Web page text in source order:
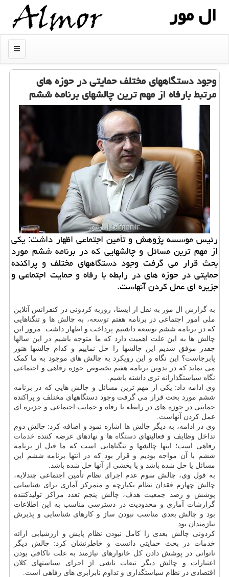
ال مور
منو
وجود دستگاههای مختلف حمایتی در حوزه های
مرتبط بارفاه از مهم ترین چالشهای برنامه ششم
رئیس موسسه پژوهش و تأمین اجتماعی اظهار داشت: یکی
از مهم ترین مسائل و چالشهایی که در برنامه ششم مورد
بحث قرار می گرفت وجود دستگاههای مختلف و پراکنده
حمایتی در حوزه های در رابطه با رفاه و حمایت اجتماعی و
جزیره ای عمل کردن آنهاست.
به گزارش ال مور به نقل از ایسنا، روزبه کردونی در کنفرانس آنلاین
ملی امور اجتماعی در برنامه هفتمتوسعه، به چالش ها و تنگناهایی
که در برنامه ششم توسعه داشتیم پرداخت و اظهار داشت: مرور این
چالش ها به این علت اهمیت دارد که ما متوجه باشیم در این سالها
چقدر موفق شدیم این چالشها را حل نماییم و کدام چالشها هنوز
پابرجاست؟ این نگاه و این رویکرد به چالش های موجود به ما کمک
می نماید که در تدوین برنامه هفتم بخصوص حوزه رفاهی و اجتماعی
نگاه سیاستگذارانه تری داشته باشیم.
وی ادامه داد: یکی از مهم ترین مسائل و چالش هایی که در برنامه
ششم مورد بحث قرار می گرفت وجود دستگاههای مختلف و پراکنده
حمایتی در حوزه های در رابطه با رفاه و حمایت اجتماعی و جزیره ای
عمل کردن آنهاست.
وی در ادامه، به دیگر چالش ها اشاره نمود و اضافه کرد: چالش دوم
تداخل وظایف و فعالیتهایدستگاه ها و نهادهای عرضه کننده خدمات
رفاهی است؛ اینها چالشها و تنگناهایی است که ما قبل از برنامه
ششم با آن مواجه بودیم و قرار بود که در انتها برنامه ششم این
مسائل یا حل شده باشد و یا بخشی از آنها حل شده باشد.
به قول وی، چالش سوم عدم اجرای نظام تأمین اجتماعی چندلایه،
چالش چهارم فقدان نظام یکپارچه و متمرکز آماری برای شناسایی
پوشش و رصد جمعیت هدف، چالش پنجم تعدد مراکز تولیدکننده
گزارشات آماری و محدودیت در دسترسی مناسب به این اطلاعات
بود و چالش بعدی مناسب نبودن ساز و کارهای شناسایی و پذیرش
نیازمندان بود.
کردونی چالش بعدی را کامل نبودن نظام پایش و ارزشیابی ارائه
خدمات در بحث حمایتی دانست و خاطرنشان کرد: چالش دیگر
ناتوانی در پوشش دادن کل خانوارهای نیازمند به علت ناکافی بودن
اعتبارات و چالش دیگر تبعات ناشی از اجرای سیاستهای کلان
اقتصادی در نظام سیاستگذاری و تداوم نابرابری های رفاهی است.